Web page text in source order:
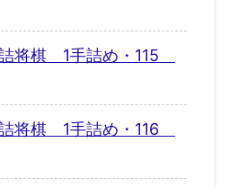
将棋 1手詰め・115
将棋 1手詰め・116